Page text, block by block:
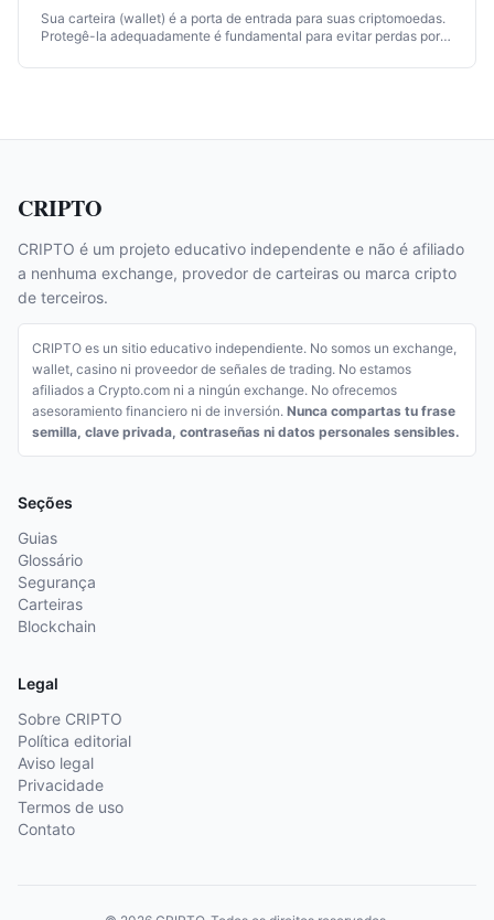
Sua carteira (wallet) é a porta de entrada para suas criptomoedas.
Protegê-la adequadamente é fundamental para evitar perdas por
CRIPTO
CRIPTO é um projeto educativo independente e não é afiliado
a nenhuma exchange, provedor de carteiras ou marca cripto
de terceiros.
CRIPTO es un sitio educativo independiente. No somos un exchange,
wallet, casino ni proveedor de señales de trading. No estamos
afiliados a Crypto.com ni a ningún exchange. No ofrecemos
asesoramiento financiero ni de inversión. Nunca compartas tu frase
semilla, clave privada, contraseñas ni datos personales sensibles.
Seções
Guias
Glossário
Segurança
Carteiras
Blockchain
Legal
Sobre CRIPTO
Política editorial
Aviso legal
Privacidade
Termos de uso
Contato